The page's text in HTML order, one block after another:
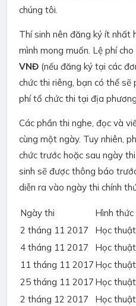
chúng tôi.
Thí sinh nên đăng ký ít
mình mong muốn. Lệ phí
VNĐ (nếu đăng ký tại các
chức thi riêng, bạn có thể
phí tổ chức thi tại địa
Các phần thi nghe, đọc và
cùng một ngày. Tuy nhiên,
chức trước hoặc sau ngày
sinh sẽ được thông báo
diễn ra vào ngày thi chính
Ngày thi
Hình thức
2 tháng 11 2017
Học
4 tháng 11 2017
Học thuật
11 tháng 11 2017 Học
25 tháng 11 2017 Học thuật
2 tháng 12 2017
Học